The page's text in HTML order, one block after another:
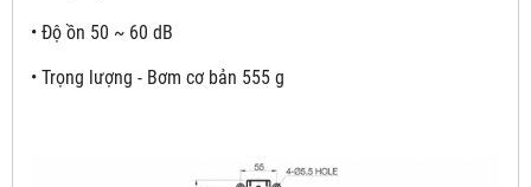
• Độ ồn 50 ~ 60 dB
• Trọng lượng - Bơm cơ bản 555 g